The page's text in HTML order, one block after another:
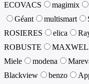
ECOVACS
magimix
Géant
multismart
ROSIERES
elica
ROBUSTE
Miele
modena
Blackview
benzo